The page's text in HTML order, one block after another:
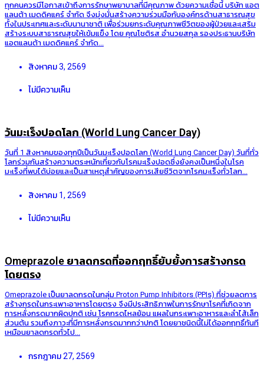
ทุกคนควรมีโอกาสเข้าถึงการรักษาพยาบาลที่มีคุณภาพ ด้วยความเชื่อนี้ บริษัท แอต
แลนต้า เมดดิคแคร์ จำกัด จึงมุ่งมั่นสร้างความร่วมมือกับองค์กรด้านสาธารณสุข
ทั้งในประเทศและระดับนานาชาติ เพื่อร่วมยกระดับคุณภาพชีวิตของผู้ป่วยและเสริม
สร้างระบบสาธารณสุขให้เข้มแข็ง โดย คุณโชติรส อำนวยสกุล รองประธานบริษัท
แอตแลนต้า เมดดิคแคร์ จำกัด...
สิงหาคม 3, 2569
ไม่มีความเห็น
วันมะเร็งปอดโลก (World Lung Cancer Day)
วันที่ 1 สิงหาคมของทุกปีเป็นวันมะเร็งปอดโลก (World Lung Cancer Day) วันที่ทั่ว
โลกร่วมกันสร้างความตระหนักเกี่ยวกับโรคมะเร็งปอดซึ่งยังคงเป็นหนึ่งในโรค
มะเร็งที่พบได้บ่อยและเป็นสาเหตุสำคัญของการเสียชีวิตจากโรคมะเร็งทั่วโลก...
สิงหาคม 1, 2569
ไม่มีความเห็น
Omeprazole ยาลดกรดที่ออกฤทธิ์ยับยั้งการสร้างกรด
โดยตรง
Omeprazole เป็นยาลดกรดในกลุ่ม Proton Pump Inhibitors (PPIs) ที่ช่วยลดการ
สร้างกรดในกระเพาะอาหารโดยตรง จึงมีประสิทธิภาพในการรักษาโรคที่เกิดจาก
การหลั่งกรดมากผิดปกติ เช่น โรคกรดไหลย้อน แผลในกระเพาะอาหารและลำไส้เล็ก
ส่วนต้น รวมถึงภาวะที่มีการหลั่งกรดมากกว่าปกติ โดยยาชนิดนี้ไม่ได้ออกฤทธิ์ทันที
เหมือนยาลดกรดทั่วไป...
กรกฎาคม 27, 2569